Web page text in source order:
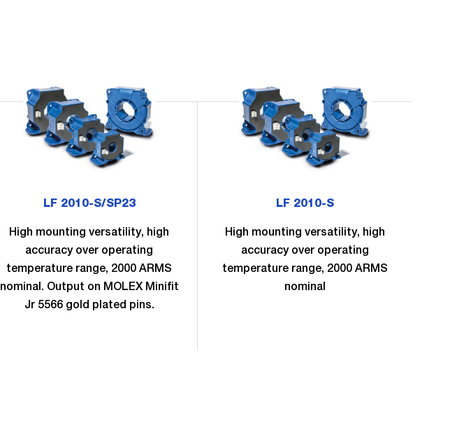
LF 2010-S/SP23
High mounting versatility, high
accuracy over operating
temperature range, 2000 ARMS
nominal. Output on MOLEX Minifit
Jr 5566 gold plated pins.
LF 2010-S
High mounting versatility, high
accuracy over operating
temperature range, 2000 ARMS
nominal